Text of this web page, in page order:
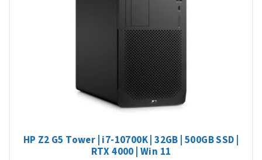
HP Z2 G5 Tower | i7-10700K | 32GB | 500GB SSD |
RTX 4000 | Win 11